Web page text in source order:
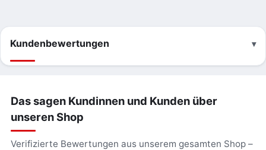
Kundenbewertungen
Das sagen Kundinnen und Kunden über
unseren Shop
Verifizierte Bewertungen aus unserem gesamten Shop –